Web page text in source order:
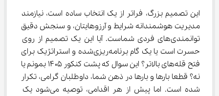
این تصمیم بزرگ، فراتر از یک انتخاب ساده است، نیازمند
مدیریت هوشمندانه شرایط و آرزوهایتان، و سنجش دقیق
توانمندی‌های فردی شماست. آیا این یک تصمیم از روی
حسرت است یا یک گام برنامه‌ریزی‌شده و استراتژیک برای
فتح قله‌های بالاتر؟ این سوال که پشت کنکور ۱۴۰۵ بمونم یا
نه؟ قطعا بارها و بارها در ذهن شما، داوطلبان گرامی، تکرار
شده است. اما پیش از هر اقدامی، توصیه می‌شود یک